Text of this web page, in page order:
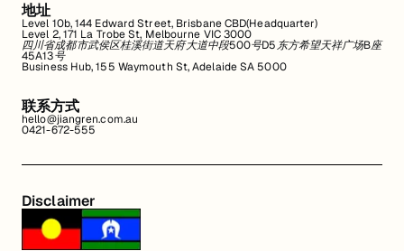
地址
Level 10b, 144 Edward Street, Brisbane CBD(Headquarter)
Level 2, 171 La Trobe St, Melbourne VIC 3000
四川省成都市武侯区桂溪街道天府大道中段500号D5东方希望天祥广场B座
45A13号
Business Hub, 155 Waymouth St, Adelaide SA 5000
联系方式
hello@jiangren.com.au
0421-672-555
Disclaimer